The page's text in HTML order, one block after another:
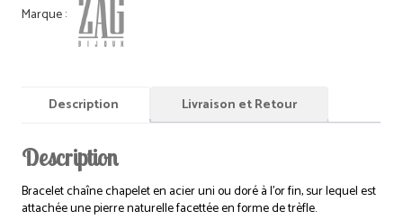
Description Livraison et Retour
Description
Bracelet chaîne chapelet en acier uni ou doré à l’or fin, sur lequel est
attachée une pierre naturelle facettée en forme de trèfle.